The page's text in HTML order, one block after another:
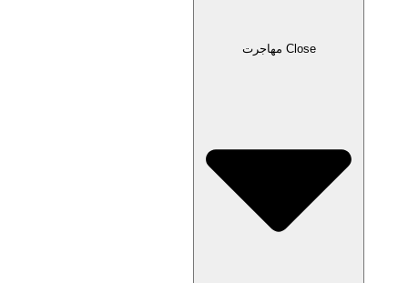
Close مهاجرت